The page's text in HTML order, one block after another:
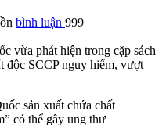
bình luận 999
vừa phát hiện trong cặp sách
độc SCCP nguy hiểm, vượt